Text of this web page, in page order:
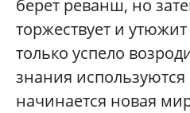
берет реванш, но
торжествует и утюжит
только успело
знания
начинается новая